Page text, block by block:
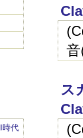
時代
ス